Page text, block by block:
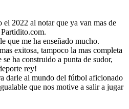
2022 al notar que ya van mas de
que me ha enseñado mucho.
exitosa, tampoco la mas completa
ha construido a punta de sudor,
rey!
darle al mundo del fútbol aficionado
que nos motive a salir a jugar